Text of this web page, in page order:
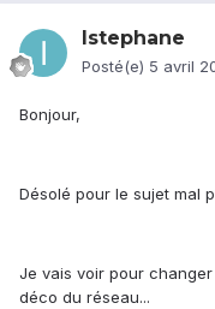
Istephane
Posté(e) 5 avril
Bonjour,
Désolé pour le sujet mal
Je vais voir pour
déco du réseau...